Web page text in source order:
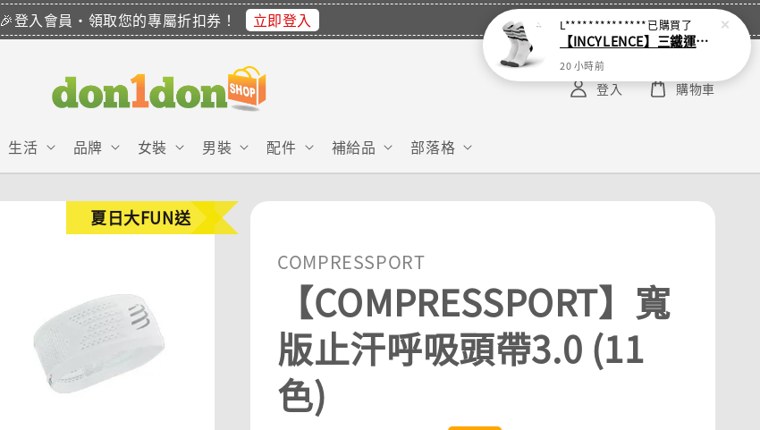
🎉登入會員・領取您的專屬折扣券！ 立即登入
生活 品牌 女裝 男裝 配件 補給品 部落格
登入 購物車
夏日大FUN送
COMPRESSPORT
【COMPRESSPORT】寬
版止汗呼吸頭帶3.0 (11
色)
L**************已購買了
【INCYLENCE】三鐵運動機能襪 Waves White
20 小時前